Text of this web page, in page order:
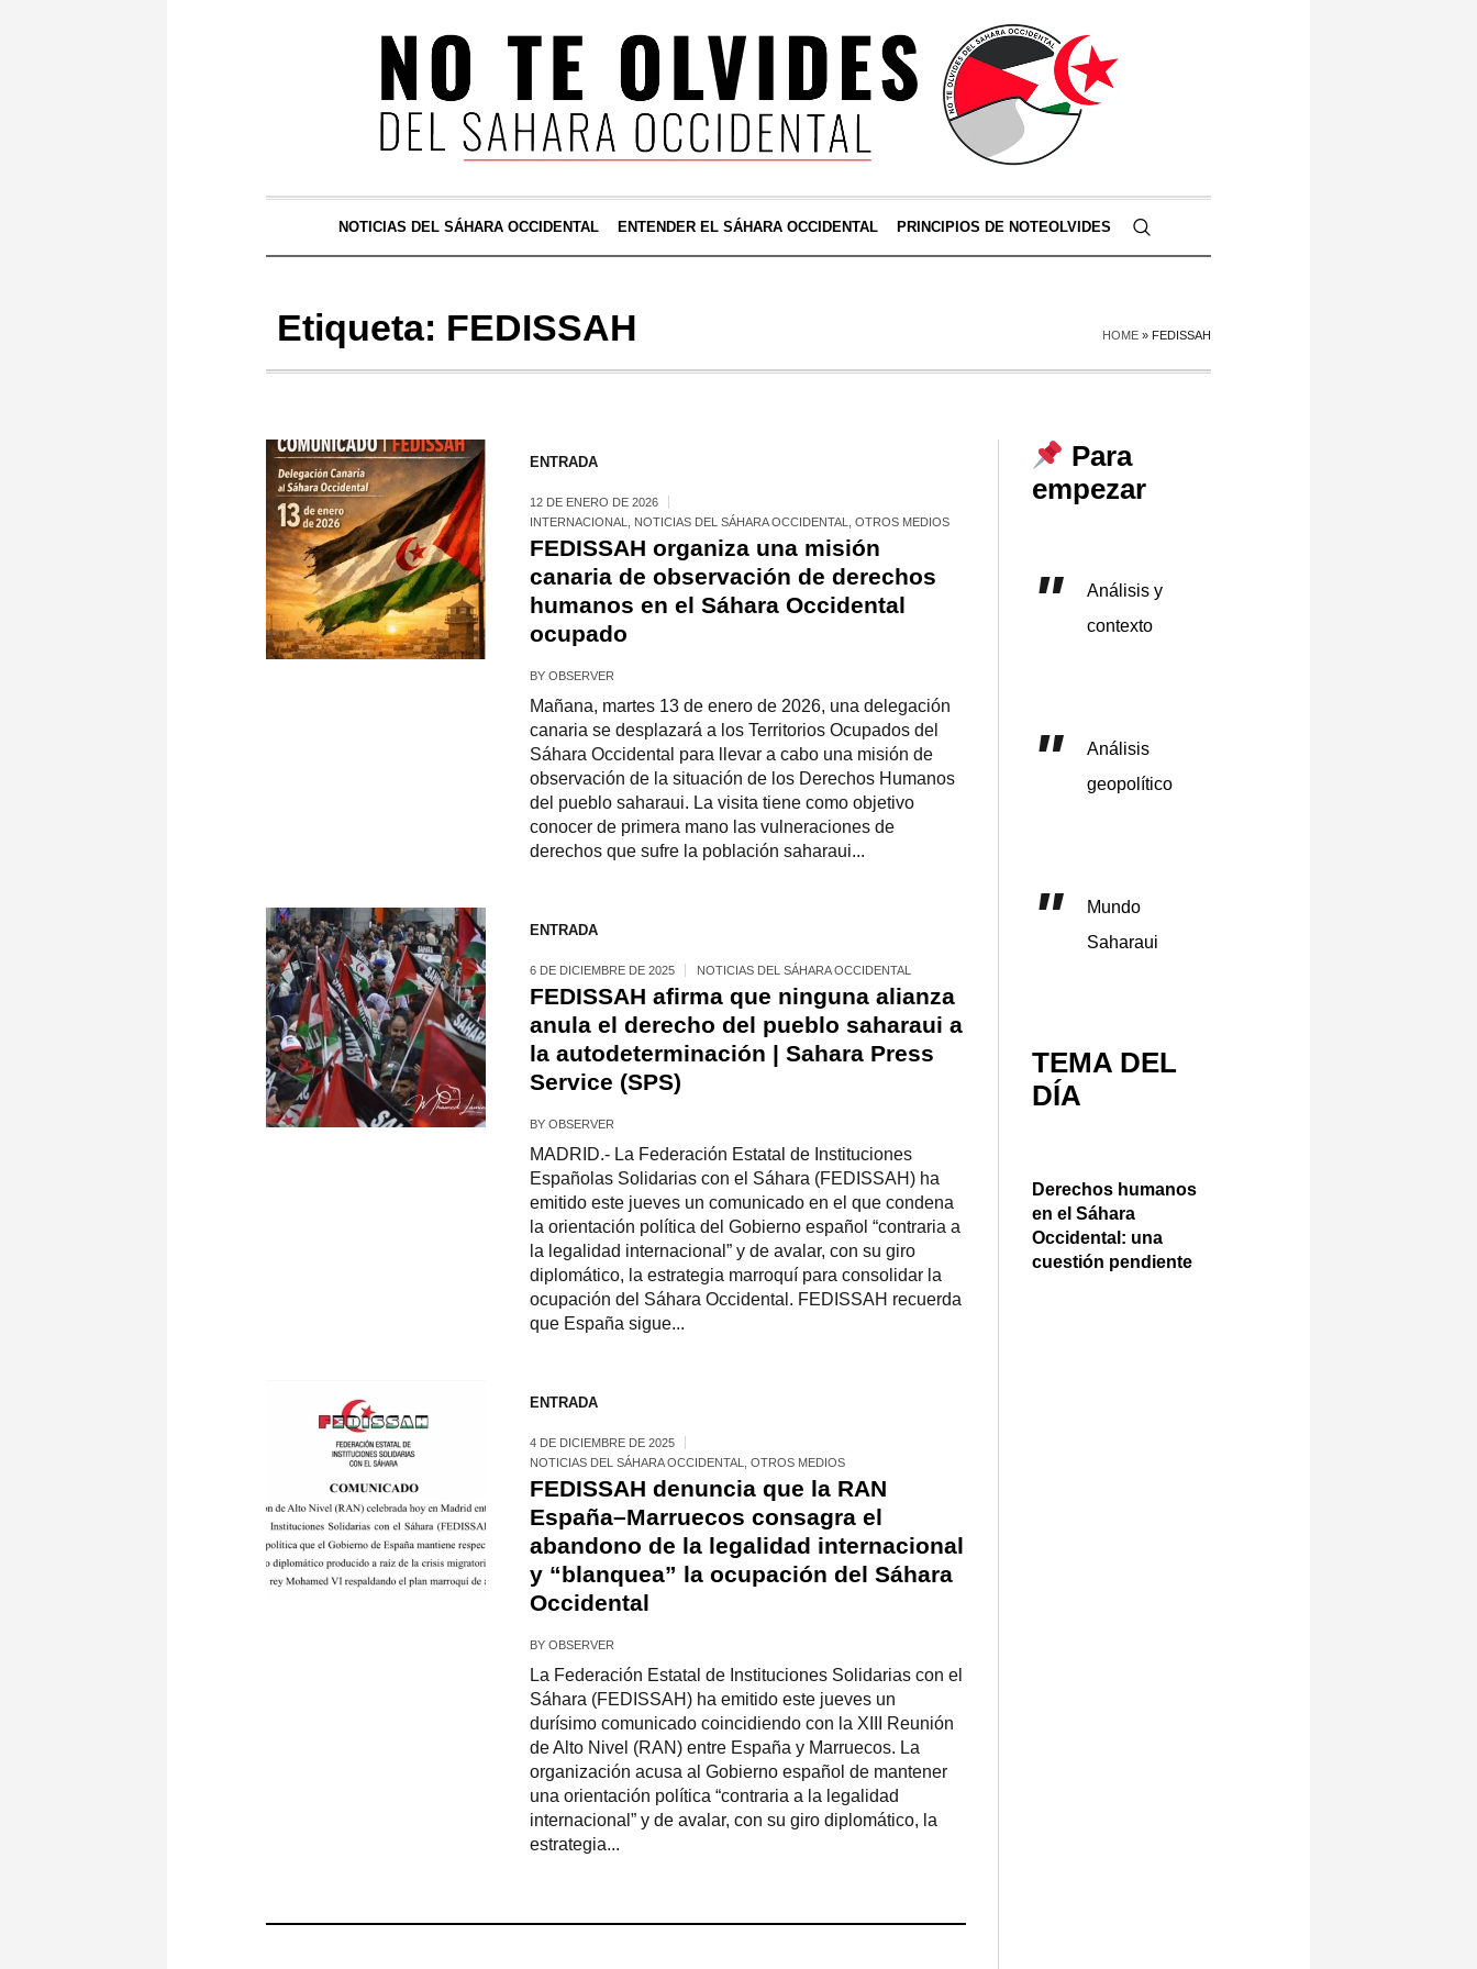
NOTICIAS DEL SÁHARA OCCIDENTAL ENTENDER EL SÁHARA OCCIDENTAL PRINCIPIOS DE NOTEOLVIDES
Etiqueta: FEDISSAH HOME » FEDISSAH
ENTRADA
12 DE ENERO DE 2026
INTERNACIONAL
NOTICIAS DEL SÁHARA OCCIDENTAL OTROS MEDIOS
FEDISSAH organiza una misión
canaria de observación de derechos
humanos en el Sáhara Occidental
ocupado
BY OBSERVER
Mañana, martes 13 de enero de 2026, una delegación
canaria se desplazará a los Territorios Ocupados del
Sáhara Occidental para llevar a cabo una misión de
observación de la situación de los Derechos Humanos
del pueblo saharaui. La visita tiene como objetivo
conocer de primera mano las vulneraciones de
derechos que sufre la población saharaui...
ENTRADA
6 DE DICIEMBRE DE 2025 NOTICIAS DEL SÁHARA OCCIDENTAL
FEDISSAH afirma que ninguna alianza
anula el derecho del pueblo saharaui a
la autodeterminación | Sahara Press
Service (SPS)
BY OBSERVER
MADRID.- La Federación Estatal de Instituciones
Españolas Solidarias con el Sáhara (FEDISSAH) ha
emitido este jueves un comunicado en el que condena
la orientación política del Gobierno español “contraria a
la legalidad internacional” y de avalar, con su giro
diplomático, la estrategia marroquí para consolidar la
ocupación del Sáhara Occidental. FEDISSAH recuerda
que España sigue...
ENTRADA
4 DE DICIEMBRE DE 2025
NOTICIAS DEL SÁHARA OCCIDENTAL
OTROS MEDIOS
FEDISSAH denuncia que la RAN
España–Marruecos consagra el
abandono de la legalidad internacional
y “blanquea” la ocupación del Sáhara
Occidental
BY OBSERVER
La Federación Estatal de Instituciones Solidarias con el
Sáhara (FEDISSAH) ha emitido este jueves un
durísimo comunicado coincidiendo con la XIII Reunión
de Alto Nivel (RAN) entre España y Marruecos. La
organización acusa al Gobierno español de mantener
una orientación política “contraria a la legalidad
internacional” y de avalar, con su giro diplomático, la
estrategia...
Para
empezar
Análisis y
contexto
Análisis
geopolítico
Mundo
Saharaui
TEMA DEL
DÍA
Derechos humanos
en el Sáhara
Occidental: una
cuestión pendiente